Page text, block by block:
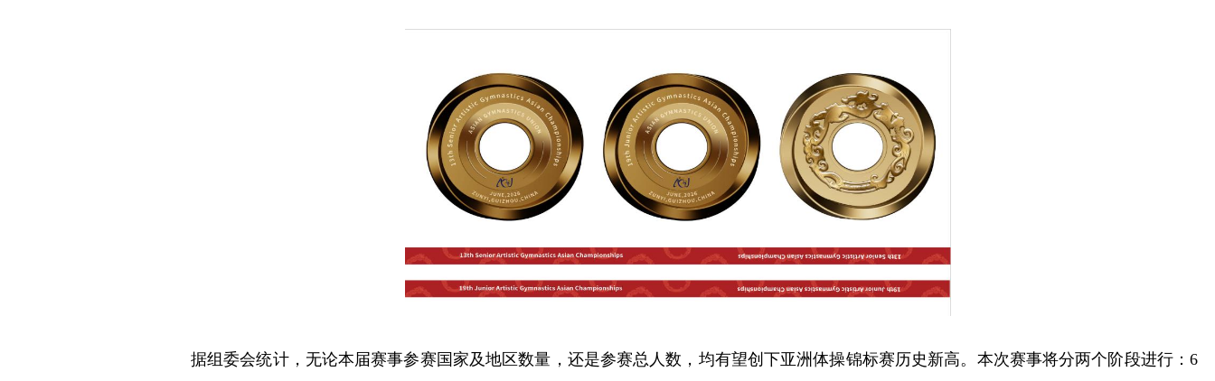
据组委会统计，无论本届赛事参赛国家及地区数量，还是参赛总人数，均有望创下亚洲体操锦标赛历史新高。本次赛事将分两个阶段进行：6